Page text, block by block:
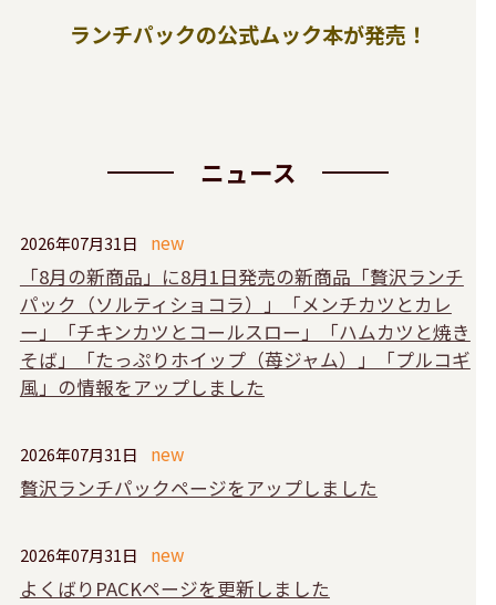
ランチパックの公式ムック本が発売！
ニュース
2026年07月31日
「8月の新商品」に8月1日発売の新商品「贅沢ランチ
パック（ソルティショコラ）」「メンチカツとカレ
ー」「チキンカツとコールスロー」「ハムカツと焼き
そば」「たっぷりホイップ（苺ジャム）」「プルコギ
風」の情報をアップしました
2026年07月31日
贅沢ランチパックページをアップしました
2026年07月31日
よくばりPACKページを更新しました